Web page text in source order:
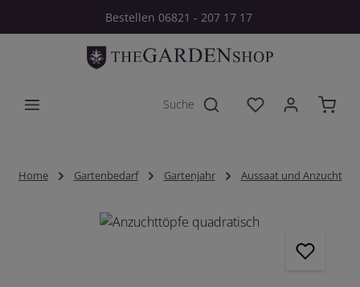
Zum Hauptinhalt springenBestellen 06821 - 207 17 17
Du hast 0
Home Gartenbedarf Gartenjahr Aussaat und Anzucht
Bildergalerie überspringen